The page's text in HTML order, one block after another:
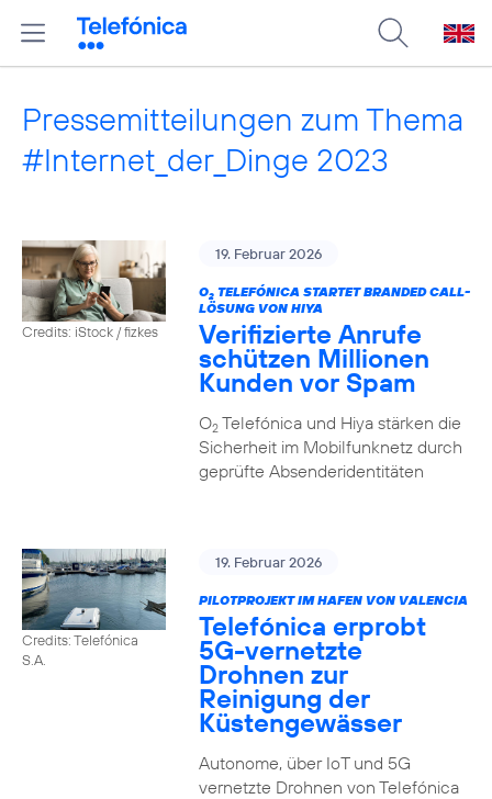
Pressemitteilungen zum Thema
#Internet_der_Dinge 2023
Credits: iStock / fizkes
19. Februar 2026
O2TELEFÓNICA STARTET BRANDED CALL-
LÖSUNG VON HIYA
Verifizierte Anrufe
schützen Millionen
Kunden vor Spam
O2Telefónica und Hiya stärken die
Sicherheit im Mobilfunknetz durch
geprüfte Absenderidentitäten
Credits: Telefónica
S.A.
19. Februar 2026
PILOTPROJEKT IM HAFEN VON VALENCIA
Telefónica erprobt
5G-vernetzte
Drohnen zur
Reinigung der
Küstengewässer
Autonome, über IoT und 5G
vernetzte Drohnen von Telefónica